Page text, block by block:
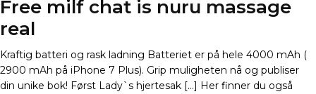
Free milf chat is nuru massage
real
Kraftig batteri og rask ladning Batteriet er på hele 4000 mAh (
2900 mAh på iPhone 7 Plus). Grip muligheten nå og publiser
din unike bok! Først Lady`s hjertesak […] Her finner du også